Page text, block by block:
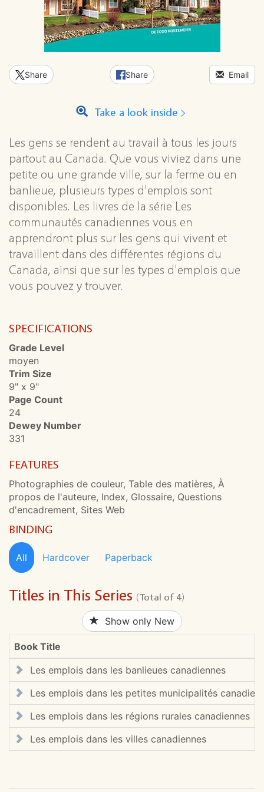
Share Share Email
Take a look inside
Les gens se rendent au travail à tous les jours
partout au Canada. Que vous viviez dans une
petite ou une grande ville, sur la ferme ou en
banlieue, plusieurs types d'emplois sont
disponibles. Les livres de la série Les
communautés canadiennes vous en
apprendront plus sur les gens qui vivent et
travaillent dans des différentes régions du
Canada, ainsi que sur les types d'emplois que
vous pouvez y trouver.
SPECIFICATIONS
Grade Level
moyen
Trim Size
9" x 9"
Page Count
24
Dewey Number
331
FEATURES
Photographies de couleur, Table des matières, À
propos de l'auteure, Index, Glossaire, Questions
d'encadrement, Sites Web
BINDING
All Hardcover Paperback
Titles in This Series (Total of 4)
Show only New
Book Title
Les emplois dans les banlieues canadiennes
Les emplois dans les petites municipalités
Les emplois dans les régions rurales canadiennes
Les emplois dans les villes canadiennes